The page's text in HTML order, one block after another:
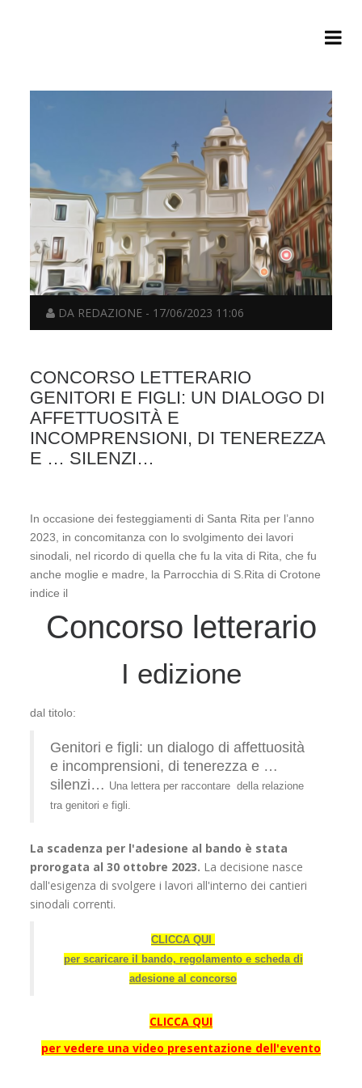
DA REDAZIONE - 17/06/2023 11:06
CONCORSO LETTERARIO
GENITORI E FIGLI: UN DIALOGO DI
AFFETTUOSITÀ E
INCOMPRENSIONI, DI TENEREZZA
E … SILENZI…
In occasione dei festeggiamenti di Santa Rita per l’anno
2023, in concomitanza con lo svolgimento dei lavori
sinodali, nel ricordo di quella che fu la vita di Rita, che fu
anche moglie e madre, la Parrocchia di S.Rita di Crotone
indice il
Concorso letterario
I edizione
dal titolo:
Genitori e figli: un dialogo di affettuosità
e incomprensioni, di tenerezza e …
silenzi… Una lettera per raccontare della relazione
tra genitori e figli.
La scadenza per l'adesione al bando è stata
prorogata al 30 ottobre 2023. La decisione nasce
dall'esigenza di svolgere i lavori all'interno dei cantieri
sinodali correnti.
CLICCA QUI
per scaricare il bando, regolamento e scheda di
adesione al concorso
CLICCA QUI
per vedere una video presentazione dell'evento